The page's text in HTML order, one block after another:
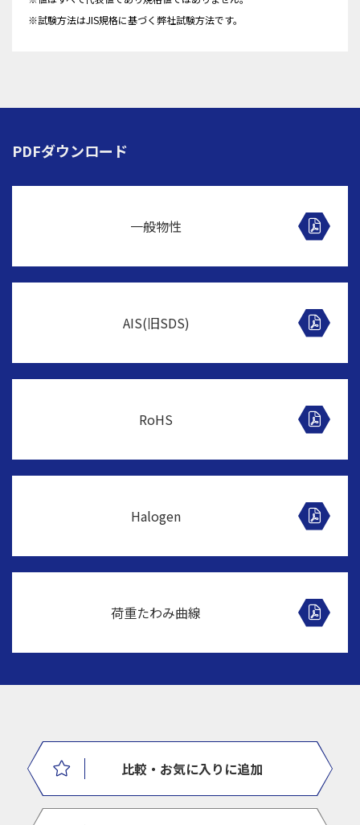
※試験方法はJIS規格に基づく弊社試験方法です。
PDFダウンロード
一般物性
AIS(旧SDS)
RoHS
Halogen
荷重たわみ曲線
比較 ・お気に入りに追加